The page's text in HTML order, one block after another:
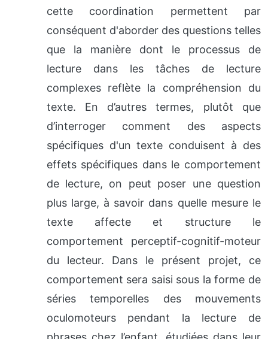
cette coordination permettent par
conséquent d'aborder des questions telles
que la manière dont le processus de
lecture dans les tâches de lecture
complexes reflète la compréhension du
texte. En d’autres termes, plutôt que
d’interroger comment des aspects
spécifiques d'un texte conduisent à des
effets spécifiques dans le comportement
de lecture, on peut poser une question
plus large, à savoir dans quelle mesure le
texte affecte et structure le
comportement perceptif-cognitif-moteur
du lecteur. Dans le présent projet, ce
comportement sera saisi sous la forme de
séries temporelles des mouvements
oculomoteurs pendant la lecture de